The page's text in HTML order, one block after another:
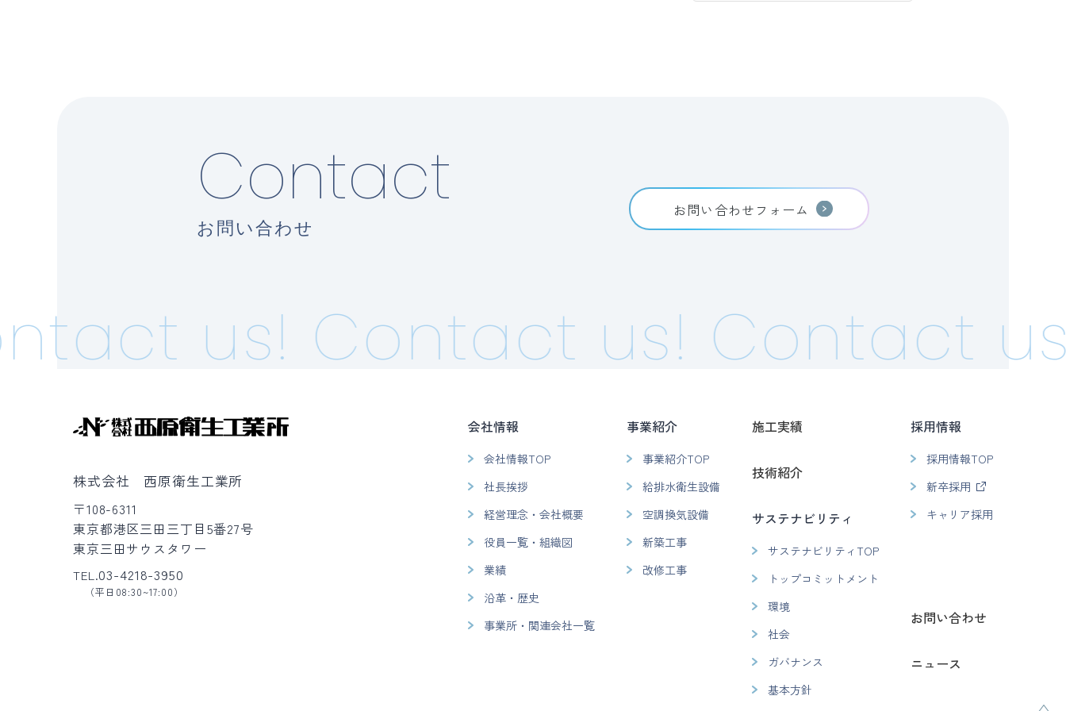
Contact
お問い合わせ
お問い合わせフォーム
us! Contact us! Contact us!
株式会社 西原衛生工業所
〒108-6311
東京都港区三田三丁目5番27号
東京三田サウスタワー
TEL.03-4218-3950
（平日08:30~17:00）
会社情報
会社情報TOP
社長挨拶
経営理念・会社概要
役員一覧・組織図
業績
沿革・歴史
事業所・関連会社一覧
事業紹介
事業紹介TOP
給排水衛生設備
空調換気設備
新築工事
改修工事
施工実績
技術紹介
サステナビリティ
サステナビリティTOP
トップコミットメント
環境
社会
ガバナンス
基本方針
採用情報
採用情報TOP
新卒採用
キャリア採用
お問い合わせ
ニュース